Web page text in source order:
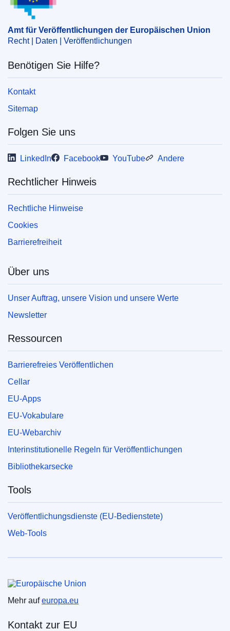
Amt für Veröffentlichungen der Europäischen Union
Recht | Daten | Veröffentlichungen
Benötigen Sie Hilfe?
Kontakt
Sitemap
Folgen Sie uns
LinkedIn Facebook YouTube Andere
Rechtlicher Hinweis
Rechtliche Hinweise
Cookies
Barrierefreiheit
Über uns
Unser Auftrag, unsere Vision und unsere Werte
Newsletter
Ressourcen
Barrierefreies Veröffentlichen
Cellar
EU-Apps
EU-Vokabulare
EU-Webarchiv
Interinstitutionelle Regeln für Veröffentlichungen
Bibliothekarsecke
Tools
Veröffentlichungsdienste (EU-Bedienstete)
Web-Tools
Mehr aufeuropa.eu
Kontakt zur EU